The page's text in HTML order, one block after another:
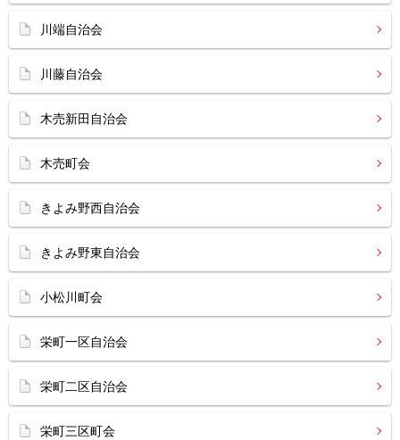
川端自治会
川藤自治会
木売新田自治会
木売町会
きよみ野西自治会
きよみ野東自治会
小松川町会
栄町一区自治会
栄町二区自治会
栄町三区町会